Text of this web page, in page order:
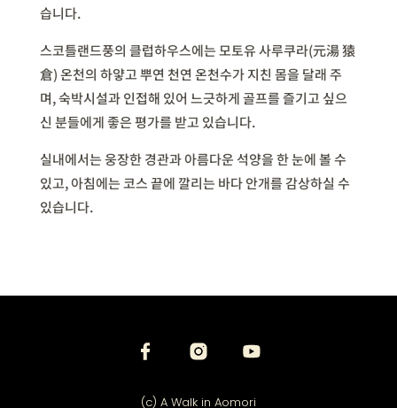
습니다.
스코틀랜드풍의 클럽하우스에는 모토유 사루쿠라(元湯 猿
倉) 온천의 하얗고 뿌연 천연 온천수가 지친 몸을 달래 주
며, 숙박시설과 인접해 있어 느긋하게 골프를 즐기고 싶으
신 분들에게 좋은 평가를 받고 있습니다.
실내에서는 웅장한 경관과 아름다운 석양을 한 눈에 볼 수
있고, 아침에는 코스 끝에 깔리는 바다 안개를 감상하실 수
있습니다.
(c) A Walk in Aomori